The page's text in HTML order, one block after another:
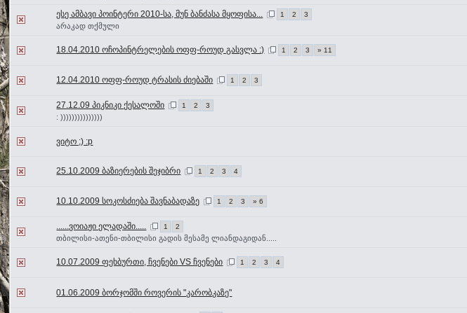
ესე ამბავი პოინტერი 2010-სა, მუნ ბანძასა მყოფისა... 1 2 3
არაკად თქმული
18.04.2010 ოჩოპინტრელების ოფფ-როუდ გასვლა :) 1 2 3 » 11
12.04.2010 ოფფ-როუდ ტრასის ძიებაში 1 2 3
27.12.09 პიკნიკი ქესალოში 1 2 3
: )))))))))))))))
ვიტო ;) :p
25.10.2009 ბაზიერების შეჯიბრი 1 2 3 4
10.10.2009 სოკოსძიება შავნაბადაზე 1 2 3 » 6
......ვოიაჟი ელადაში..... 1 2
თბილისი-ათენი-თბილისი გადის მესამე ლიანდაგიდან.....
10.07.2009 ფეხბურთი, ჩვენები VS ჩვენები 1 2 3 4
01.06.2009 ბორჯომში როვერის "კარობკაზე"